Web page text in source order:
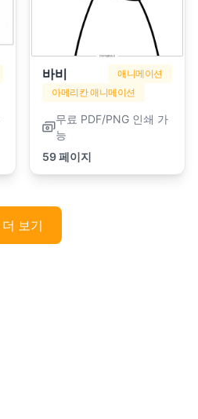
바비
애니메이션
아메리칸 애니메이션
무료 PDF/PNG 인쇄 가
능
59 페이지
더 보기